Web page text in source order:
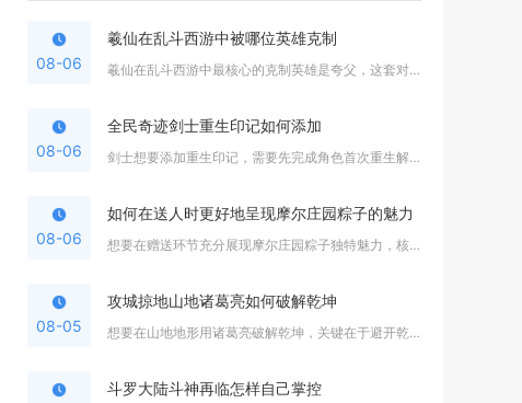
08-06
羲仙在乱斗西游中被哪位英雄克制
羲仙在乱斗西游中最核心的克制英雄是夸父，这套对位关系在修罗血...
08-06
全民奇迹剑士重生印记如何添加
剑士想要添加重生印记，需要先完成角色首次重生解锁印记系统，在...
08-06
如何在送人时更好地呈现摩尔庄园粽子的魅力
想要在赠送环节充分展现摩尔庄园粽子独特魅力，核心思路是搭配主...
08-05
攻城掠地山地诸葛亮如何破解乾坤
想要在山地地形用诸葛亮破解乾坤，关键在于避开乾坤状态的免控闪...
斗罗大陆斗神再临怎样自己掌控